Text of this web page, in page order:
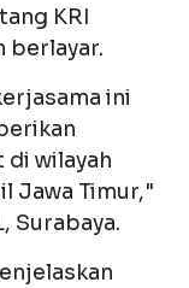
KRI
berlayar.
ini
di wilayah
Jawa Timur,"
Surabaya.